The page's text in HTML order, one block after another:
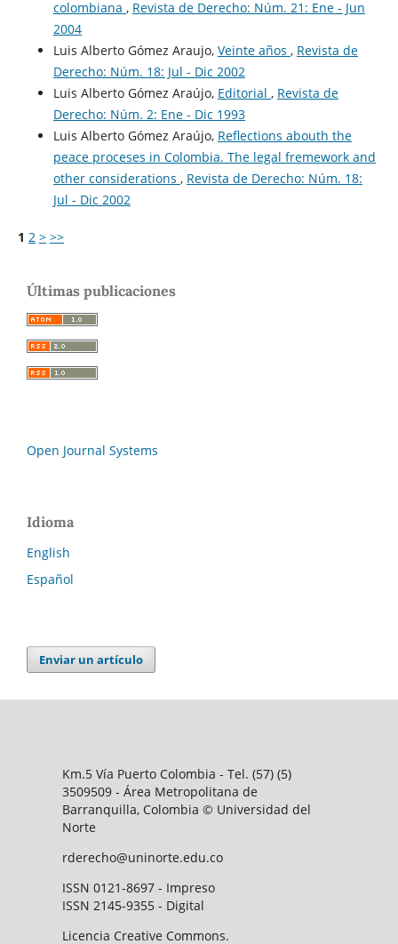
colombiana , Revista de Derecho: Núm. 21: Ene - Jun
2004
Luis Alberto Gómez Araujo, Veinte años , Revista de
Derecho: Núm. 18: Jul - Dic 2002
Luis Alberto Gómez Araújo, Editorial , Revista de
Derecho: Núm. 2: Ene - Dic 1993
Luis Alberto Gómez Araújo, Reflections abouth the
peace proceses in Colombia. The legal fremework and
other considerations , Revista de Derecho: Núm. 18:
Jul - Dic 2002
1 2 > >>
Últimas publicaciones
Open Journal Systems
Idioma
English
Español
Enviar un artículo
Km.5 Vía Puerto Colombia - Tel. (57) (5)
3509509 - Área Metropolitana de
Barranquilla, Colombia © Universidad del
Norte
rderecho@uninorte.edu.co
ISSN 0121-8697 - Impreso
ISSN 2145-9355 - Digital
Licencia Creative Commons.